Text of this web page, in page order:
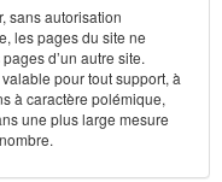
sans autorisation
les pages du site ne
d’un autre site.
pour tout support, à
à caractère polémique,
une plus large mesure